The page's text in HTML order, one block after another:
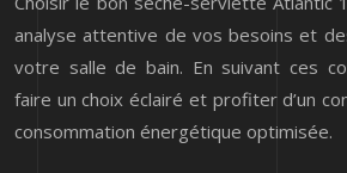
analyse attentive de vos besoins et
votre salle de bain. En suivant ces
faire un choix éclairé et profiter d’un
consommation énergétique optimisée.